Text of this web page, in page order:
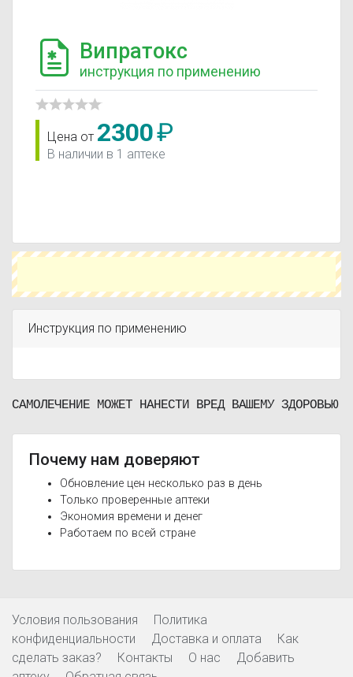
Випратокс
инструкция по применению
Цена от 2300₽
В наличии в 1 аптеке
Инструкция по применению
САМОЛЕЧЕНИЕ МОЖЕТ НАНЕСТИ ВРЕД ВАШЕМУ ЗДОРОВЬЮ
Почему нам доверяют
Обновление цен несколько раз в день
Только проверенные аптеки
Экономия времени и денег
Работаем по всей стране
Условия пользования
Политика
конфиденциальности
Доставка и оплата
Как
сделать заказ?
Контакты О нас
Добавить